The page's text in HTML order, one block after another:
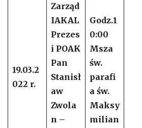
19.03.2
022 r.
Zarząd
IAKAL
Prezes
i POAK
Pan
Stanisł
aw
Zwola
n –
Godz.1
0:00
Msza
św.
parafi
a św.
Maksy
milian